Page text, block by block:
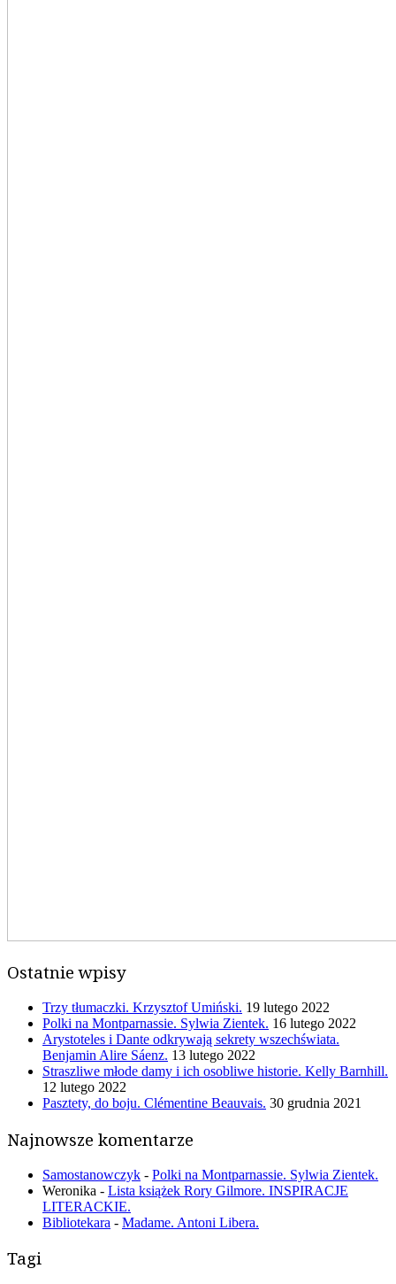
Ostatnie wpisy
Trzy tłumaczki. Krzysztof Umiński. 19 lutego 2022
Polki na Montparnassie. Sylwia Zientek. 16 lutego 2022
Arystoteles i Dante odkrywają sekrety wszechświata.
Benjamin Alire Sáenz. 13 lutego 2022
Straszliwe młode damy i ich osobliwe historie. Kelly Barnhill.
12 lutego 2022
Pasztety, do boju. Clémentine Beauvais. 30 grudnia 2021
Najnowsze komentarze
Samostanowczyk - Polki na Montparnassie. Sylwia Zientek.
Weronika - Lista książek Rory Gilmore. INSPIRACJE
LITERACKIE.
Bibliotekara - Madame. Antoni Libera.
Tagi